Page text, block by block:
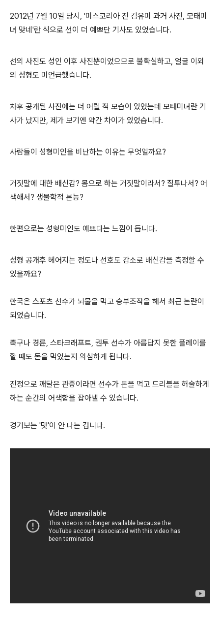
2012년 7월 10일 당시, '미스코리아 진 김유미 과거 사진, 모태미
녀 맞네'란 식으로 선이 더 예쁘단 기사도 있었습니다.
선의 사진도 성인 이후 사진뿐이었으므로 불확실하고, 얼굴 이외
의 성형도 미언급했습니다.
차후 공개된 사진에는 더 어릴 적 모습이 있었는데 모태미녀란 기
사가 났지만, 제가 보기엔 약간 차이가 있었습니다.
사람들이 성형미인을 비난하는 이유는 무엇일까요?
거짓말에 대한 배신감? 몸으로 하는 거짓말이라서? 질투나서? 어
색해서? 생물학적 본능?
한편으로는 성형미인도 예쁘다는 느낌이 듭니다.
성형 공개후 헤어지는 정도나 선호도 감소로 배신감을 측정할 수
있을까요?
한국은 스포츠 선수가 뇌물을 먹고 승부조작을 해서 최근 논란이
되었습니다.
축구나 경륜, 스타크래프트, 권투 선수가 아름답지 못한 플레이를
할 때도 돈을 먹었는지 의심하게 됩니다.
진정으로 깨달은 관중이라면 선수가 돈을 먹고 드리블을 허술하게
하는 순간의 어색함을 잡아낼 수 있습니다.
경기보는 '맛'이 안 나는 겁니다.